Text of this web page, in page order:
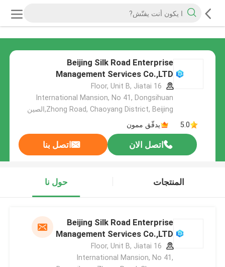
Beijing Silk Road Enterprise
Management Services Co.,LTD
16 Floor, Unit B, Jiatai
International Mansion, No 41, Dongsihuan
Zhong Road, Chaoyang District, Beijing,الصين
5.0
يدقّق ممون
اتصل الان اتصل بنا
المنتجات حول نا
Beijing Silk Road Enterprise
Management Services Co.,LTD
16 Floor, Unit B, Jiatai
International Mansion, No 41,